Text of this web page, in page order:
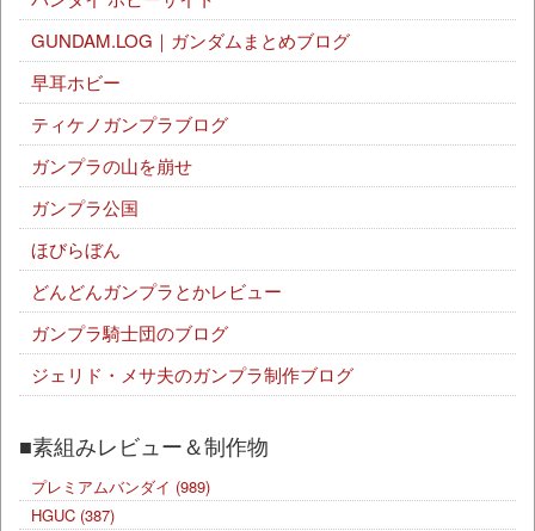
GUNDAM.LOG｜ガンダムまとめブログ
早耳ホビー
ティケノガンプラブログ
ガンプラの山を崩せ
ガンプラ公国
ほびらぼん
どんどんガンプラとかレビュー
ガンプラ騎士団のブログ
ジェリド・メサ夫のガンプラ制作ブログ
■素組みレビュー＆制作物
プレミアムバンダイ (989)
HGUC (387)